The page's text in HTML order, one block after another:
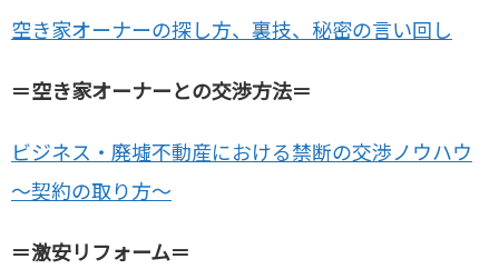
空き家オーナーの探し方、裏技、秘密の言い回し
＝空き家オーナーとの交渉方法＝
ビジネス・廃墟不動産における禁断の交渉ノウハウ
～契約の取り方～
＝激安リフォーム＝